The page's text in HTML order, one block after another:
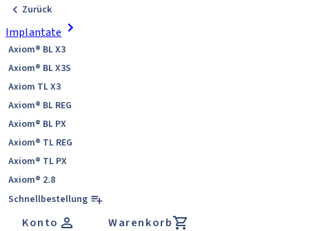
Zurück
Implantate
Axiom® BL X3
Axiom® BL X3S
Axiom TL X3
Axiom® BL REG
Axiom® BL PX
Axiom® TL REG
Axiom® TL PX
Axiom® 2.8
Schnellbestellung
Konto
Warenkorb